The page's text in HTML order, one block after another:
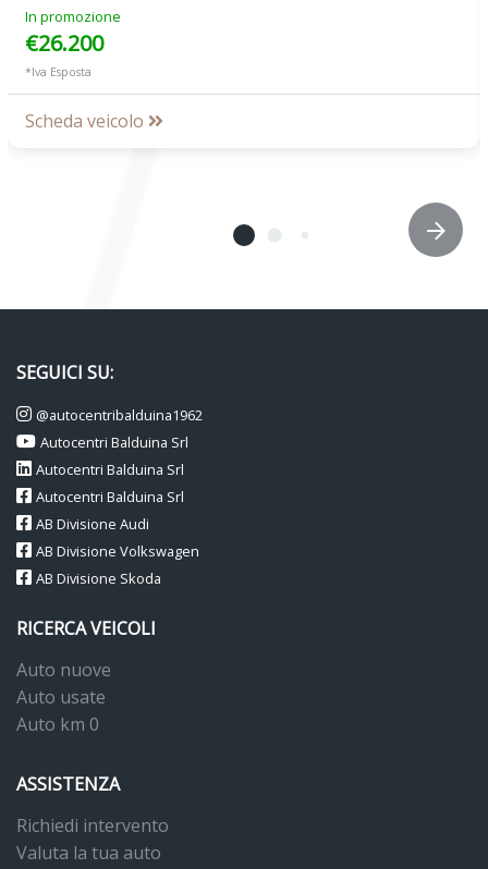
In promozione
€26.200
*Iva Esposta
Scheda veicolo
SEGUICI SU:
@autocentribalduina1962
Autocentri Balduina Srl
Autocentri Balduina Srl
Autocentri Balduina Srl
AB Divisione Audi
AB Divisione Volkswagen
AB Divisione Skoda
RICERCA VEICOLI
Auto nuove
Auto usate
Auto km 0
ASSISTENZA
Richiedi intervento
Valuta la tua auto